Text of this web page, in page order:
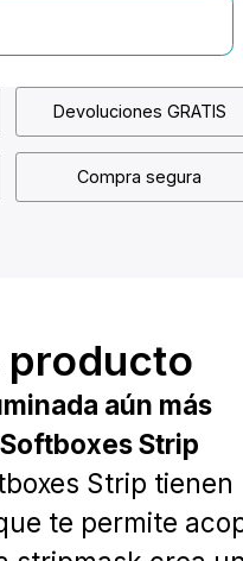
Devoluciones GRATIS
Compra segura
producto
aún más
Strip
Strip tienen
te permite